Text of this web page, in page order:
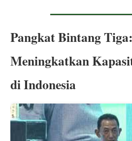
Pangkat Bintang Tiga:
Meningkatkan
di Indonesia